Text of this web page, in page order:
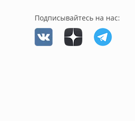
Подписывайтесь на нас: